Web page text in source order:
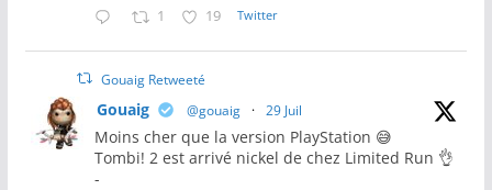
1 19 Twitter
Gouaig Retweeté
Gouaig @gouaig · 29 Juil
Moins cher que la version PlayStation 😅
Tombi! 2 est arrivé nickel de chez Limited Run 👌
-